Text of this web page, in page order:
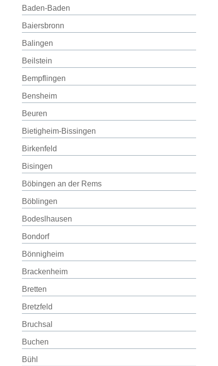
Baden-Baden
Baiersbronn
Balingen
Beilstein
Bempflingen
Bensheim
Beuren
Bietigheim-Bissingen
Birkenfeld
Bisingen
Böbingen an der Rems
Böblingen
Bodeslhausen
Bondorf
Bönnigheim
Brackenheim
Bretten
Bretzfeld
Bruchsal
Buchen
Bühl